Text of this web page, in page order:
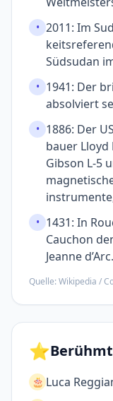
• 2011: Im
Südsudan
• 1941: Der
absolviert
• 1886: Der
bauer Lloyd
Gibson L-5
• 1431: In
Cauchon
Jeanne d’Arc.
Quelle: Wikipedia /
⭐
🎂 Luca